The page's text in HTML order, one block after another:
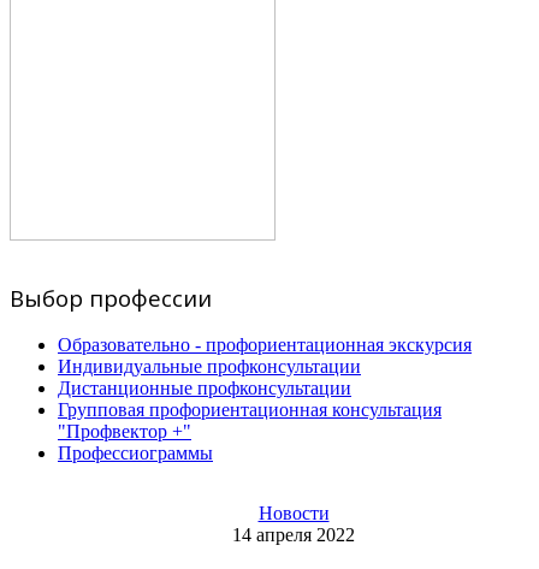
Выбор профессии
Образовательно - профориентационная экскурсия
Индивидуальные профконсультации
Дистанционные профконсультации
Групповая профориентационная консультация
"Профвектор +"
Профессиограммы
Новости
14 апреля 2022